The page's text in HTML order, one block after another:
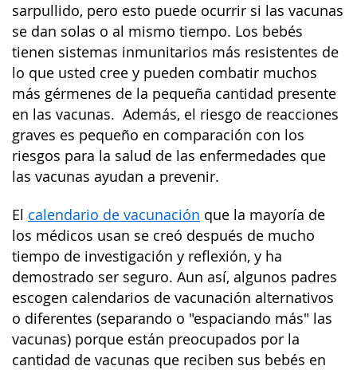
sarpullido, pero esto puede ocurrir si las vacunas
se dan solas o al mismo tiempo. Los bebés
tienen sistemas inmunitarios más resistentes de
lo que usted cree y pueden combatir muchos
más gérmenes de la pequeña cantidad presente
en las vacunas. Además, el riesgo de reacciones
graves es pequeño en comparación con los
riesgos para la salud de las enfermedades que
las vacunas ayudan a prevenir.
El calendario de vacunación que la mayoría de
los médicos usan se creó después de mucho
tiempo de investigación y reflexión, y ha
demostrado ser seguro. Aun así, algunos padres
escogen calendarios de vacunación alternativos
o diferentes (separando o "espaciando más" las
vacunas) porque están preocupados por la
cantidad de vacunas que reciben sus bebés en